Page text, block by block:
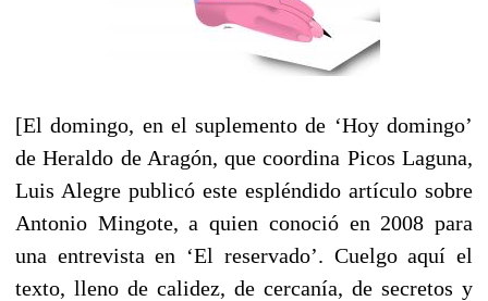
[El domingo, en el suplemento de ‘Hoy domingo’
de Heraldo de Aragón, que coordina Picos Laguna,
Luis Alegre publicó este espléndido artículo sobre
Antonio Mingote, a quien conoció en 2008 para
una entrevista en ‘El reservado’. Cuelgo aquí el
texto, lleno de calidez, de cercanía, de secretos y